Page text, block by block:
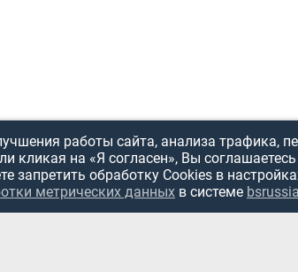
работы сайта, анализа трафика,
кликая на «Я согласен», Вы
запретить обработку Cookies в
метрических данных в системе